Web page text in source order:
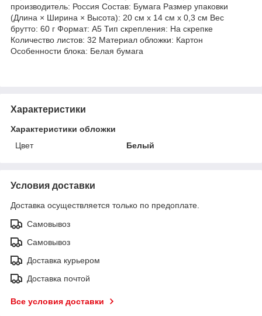
производитель: Россия Состав: Бумага Размер упаковки
(Длина × Ширина × Высота): 20 см х 14 см х 0,3 см Вес
брутто: 60 г Формат: А5 Тип скрепления: На скрепке
Количество листов: 32 Материал обложки: Картон
Особенности блока: Белая бумага
Характеристики
Характеристики обложки
Цвет
Белый
Условия доставки
Доставка осуществляется только по предоплате.
Самовывоз
Самовывоз
Доставка курьером
Доставка почтой
Все условия доставки